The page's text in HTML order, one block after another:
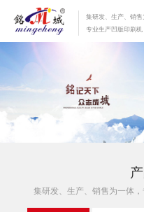
集研发、生产、销售
专业生产凹版印刷机
集研发、生产、销售为一体